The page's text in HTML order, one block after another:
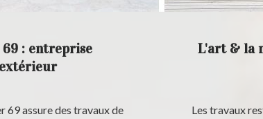
: entreprise
69 assure des travaux de
L'art & la
Les travaux